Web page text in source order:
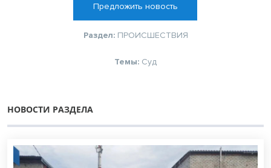
Предложить новость
Раздел: ПРОИСШЕСТВИЯ
Темы: Суд
НОВОСТИ РАЗДЕЛА